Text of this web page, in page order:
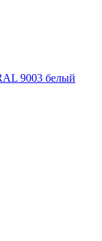
9003 белый